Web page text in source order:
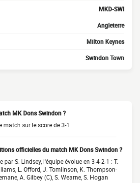
MKD-SWI
Angleterre
Milton Keynes
Swindon Town
MK Dons Swindon ?
match sur le score de 3-1
officielles du match MK Dons Swindon ?
par S. Lindsey, l'équipe évolue en 3-4-2-1 : T.
L. Offord, J. Tomlinson, K. Thompson-
A. Gilbey (C), S. Wearne, S. Hogan